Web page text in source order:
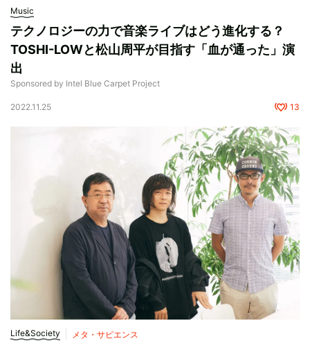
Music
テクノロジーの力で音楽ライブはどう進化する？
TOSHI-LOWと松山周平が目指す「血が通った」演
出
Sponsored by Intel Blue Carpet Project
2022.11.25 13
Life&Society メタ・サピエンス